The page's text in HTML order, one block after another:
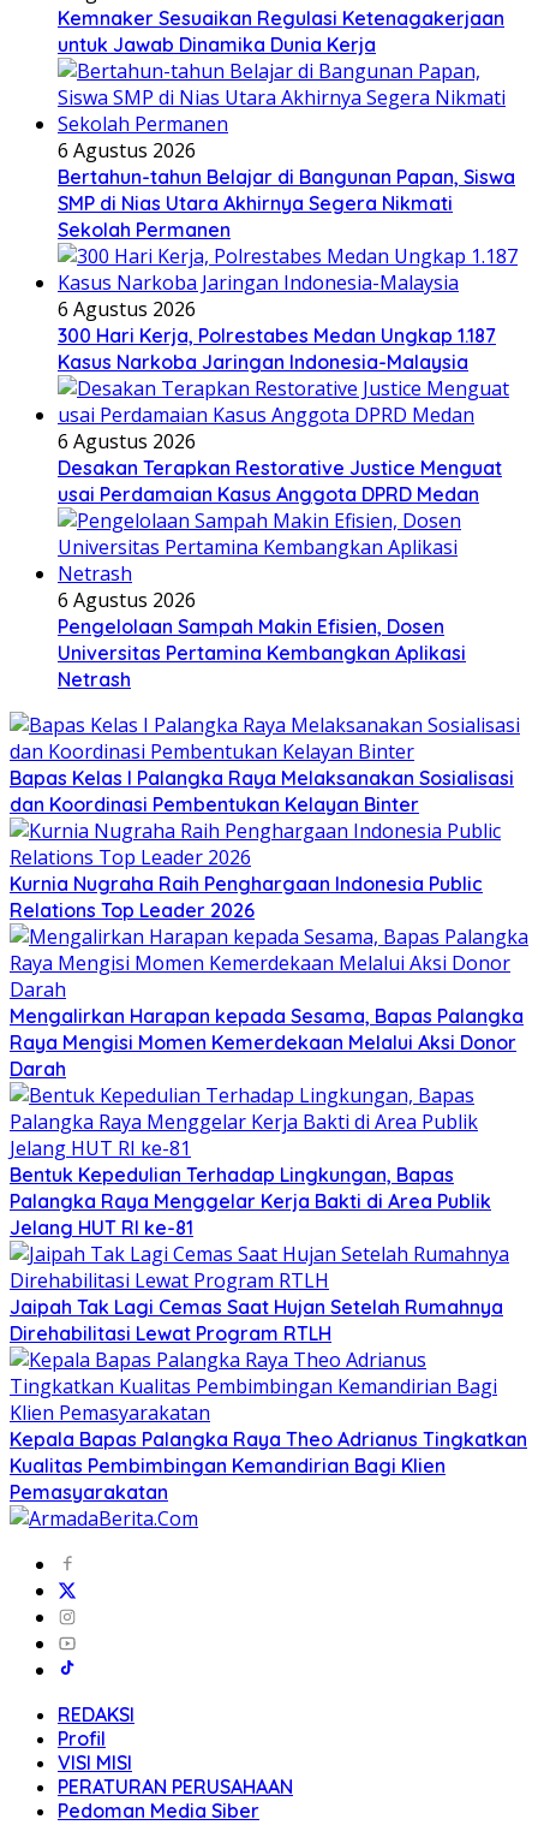
Kemnaker Sesuaikan Regulasi Ketenagakerjaan
untuk Jawab Dinamika Dunia Kerja
6 Agustus 2026
Bertahun-tahun Belajar di Bangunan Papan, Siswa
SMP di Nias Utara Akhirnya Segera Nikmati
Sekolah Permanen
6 Agustus 2026
300 Hari Kerja, Polrestabes Medan Ungkap 1.187
Kasus Narkoba Jaringan Indonesia-Malaysia
6 Agustus 2026
Desakan Terapkan Restorative Justice Menguat
usai Perdamaian Kasus Anggota DPRD Medan
6 Agustus 2026
Pengelolaan Sampah Makin Efisien, Dosen
Universitas Pertamina Kembangkan Aplikasi
Netrash
Bapas Kelas I Palangka Raya Melaksanakan Sosialisasi
dan Koordinasi Pembentukan Kelayan Binter
Kurnia Nugraha Raih Penghargaan Indonesia Public
Relations Top Leader 2026
Mengalirkan Harapan kepada Sesama, Bapas Palangka
Raya Mengisi Momen Kemerdekaan Melalui Aksi Donor
Darah
Bentuk Kepedulian Terhadap Lingkungan, Bapas
Palangka Raya Menggelar Kerja Bakti di Area Publik
Jelang HUT RI ke-81
Jaipah Tak Lagi Cemas Saat Hujan Setelah Rumahnya
Direhabilitasi Lewat Program RTLH
Kepala Bapas Palangka Raya Theo Adrianus Tingkatkan
Kualitas Pembimbingan Kemandirian Bagi Klien
Pemasyarakatan
REDAKSI
Profil
VISI MISI
PERATURAN PERUSAHAAN
Pedoman Media Siber